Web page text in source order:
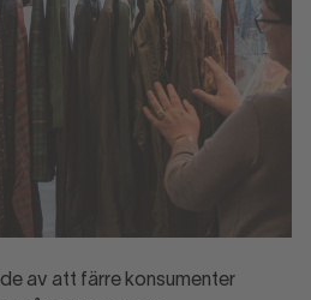
av att färre konsumenter